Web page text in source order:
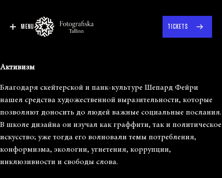
MENU TICKETS
Активизм
Благодаря скейтерской и панк-культуре Шепард Фейри
нашел средства художественной выразительности, которые
позволяют доносить до людей важные социальные послания.
В школе дизайна он изучал как граффити, так и политическое
искусство; уже тогда его волновали темы потребления,
конформизма, экологии, угнетения, коррупции,
инклюзивности и свободы слова.